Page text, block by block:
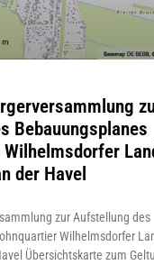
Bebauungsplanes
Wilhelmsdorfer
der Havel
zur Aufstellung des
Wilhelmsdorfer
Übersichtskarte zum